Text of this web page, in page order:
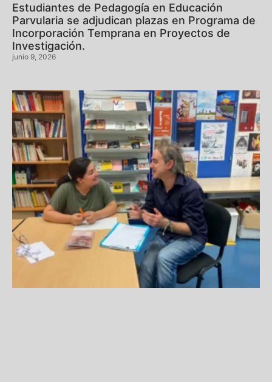
Estudiantes de Pedagogía en Educación
Parvularia se adjudican plazas en Programa de
Incorporación Temprana en Proyectos de
Investigación.
junio 9, 2026